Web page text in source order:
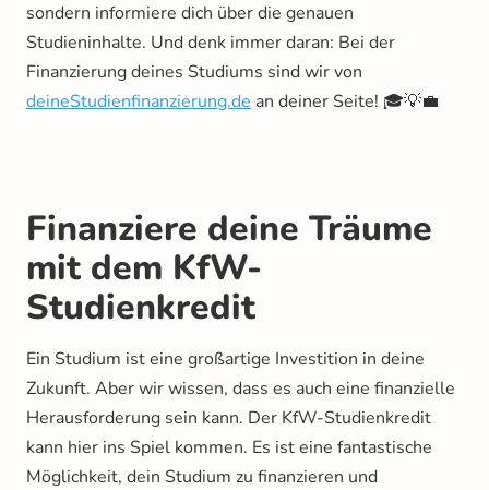
sondern informiere dich über die genauen
Studieninhalte. Und denk immer daran: Bei der
Finanzierung deines Studiums sind wir von
deineStudienfinanzierung.de an deiner Seite! 🎓💡💼
Finanziere deine Träume
mit dem KfW-
Studienkredit
Ein Studium ist eine großartige Investition in deine
Zukunft. Aber wir wissen, dass es auch eine finanzielle
Herausforderung sein kann. Der KfW-Studienkredit
kann hier ins Spiel kommen. Es ist eine fantastische
Möglichkeit, dein Studium zu finanzieren und